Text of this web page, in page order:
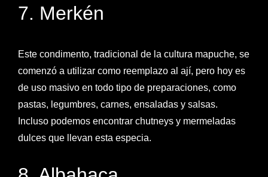
7. Merkén
Este condimento, tradicional de la cultura mapuche, se
comenzó a utilizar como reemplazo al ají, pero hoy es
de uso masivo en todo tipo de preparaciones, como
pastas, legumbres, carnes, ensaladas y salsas.
Incluso podemos encontrar chutneys y mermeladas
dulces que llevan esta especia.